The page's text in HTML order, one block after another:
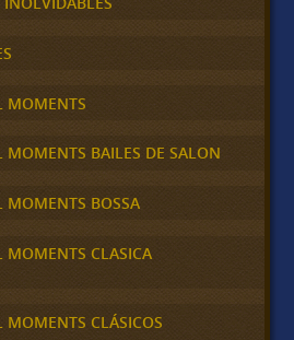
MOMENTS
MOMENTS BAILES DE SALON
MOMENTS BOSSA
MOMENTS CLASICA
MOMENTS CLÁSICOS